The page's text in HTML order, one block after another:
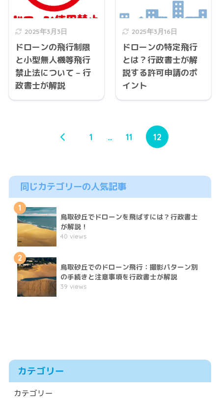
2025年3月3日
ドローンの飛行制限
と小型無人機等飛行
禁止法について – 行
政書士が解説
2025年3月16日
ドローンの特定飛行
とは？行政書士が解
説する許可申請のポ
イント
1 … 11 12
同じカテゴリーの人気記事
1
鳥取砂丘でドローンを飛ばすには？行政書士
が解説！
40 views
2
鳥取砂丘でのドローン飛行：撮影パターン別
の手続きと注意事項を行政書士が解説
39 views
カテゴリー
カテゴリー